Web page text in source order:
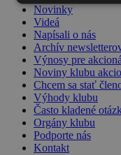
Novinky
Videá
Napísali o nás
Archív
Výnosy pre
Noviny klubu
Chcem sa stať
Výhody klubu
Často kladené
Orgány klubu
Podporte nás
Kontakt